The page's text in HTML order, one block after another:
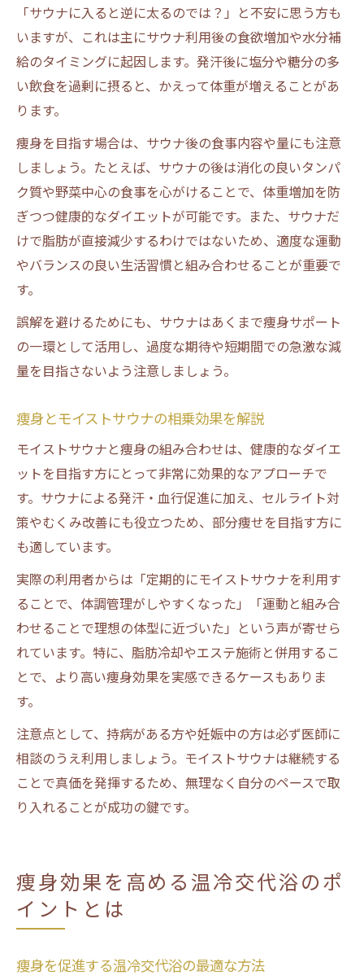
「サウナに入ると逆に太るのでは？」と不安に思う方も
いますが、これは主にサウナ利用後の食欲増加や水分補
給のタイミングに起因します。発汗後に塩分や糖分の多
い飲食を過剰に摂ると、かえって体重が増えることがあ
ります。
痩身を目指す場合は、サウナ後の食事内容や量にも注意
しましょう。たとえば、サウナの後は消化の良いタンパ
ク質や野菜中心の食事を心がけることで、体重増加を防
ぎつつ健康的なダイエットが可能です。また、サウナだ
けで脂肪が直接減少するわけではないため、適度な運動
やバランスの良い生活習慣と組み合わせることが重要で
す。
誤解を避けるためにも、サウナはあくまで痩身サポート
の一環として活用し、過度な期待や短期間での急激な減
量を目指さないよう注意しましょう。
痩身とモイストサウナの相乗効果を解説
モイストサウナと痩身の組み合わせは、健康的なダイエ
ットを目指す方にとって非常に効果的なアプローチで
す。サウナによる発汗・血行促進に加え、セルライト対
策やむくみ改善にも役立つため、部分痩せを目指す方に
も適しています。
実際の利用者からは「定期的にモイストサウナを利用す
ることで、体調管理がしやすくなった」「運動と組み合
わせることで理想の体型に近づいた」という声が寄せら
れています。特に、脂肪冷却やエステ施術と併用するこ
とで、より高い痩身効果を実感できるケースもありま
す。
注意点として、持病がある方や妊娠中の方は必ず医師に
相談のうえ利用しましょう。モイストサウナは継続する
ことで真価を発揮するため、無理なく自分のペースで取
り入れることが成功の鍵です。
痩身効果を高める温冷交代浴のポ
イントとは
痩身を促進する温冷交代浴の最適な方法